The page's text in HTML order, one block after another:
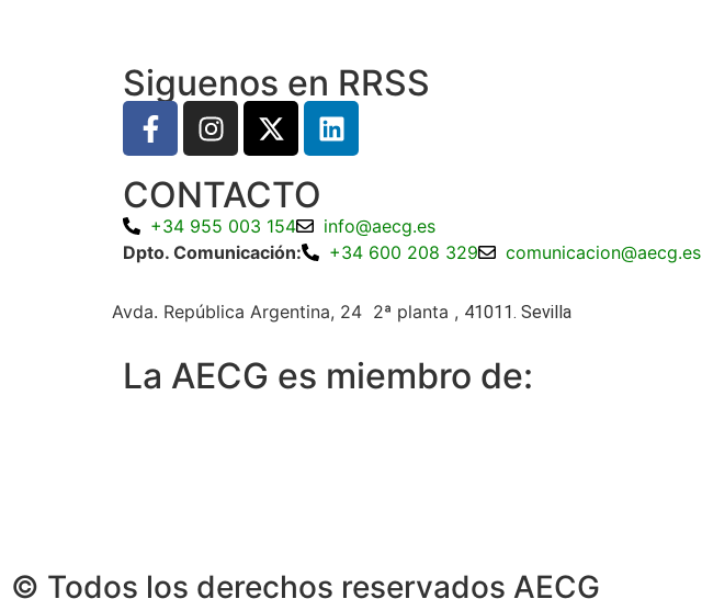
Siguenos en RRSS
CONTACTO
+34 955 003 154
info@aecg.es
Dpto. Comunicación:
+34 600 208 329 comunicacion@aecg.es
Avda. República Argentina, 24 2ª planta , 41011. Sevilla
La AECG es miembro de:
© Todos los derechos reservados AECG